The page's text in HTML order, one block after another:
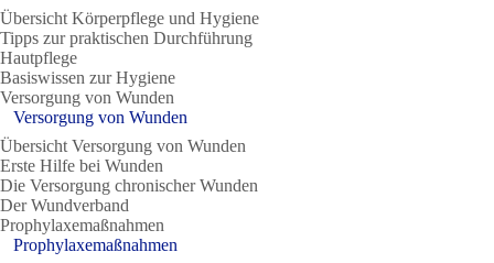
Übersicht Körperpflege und Hygiene
Tipps zur praktischen Durchführung
Hautpflege
Basiswissen zur Hygiene
Versorgung von Wunden
Versorgung von Wunden
Übersicht Versorgung von Wunden
Erste Hilfe bei Wunden
Die Versorgung chronischer Wunden
Der Wundverband
Prophylaxemaßnahmen
Prophylaxemaßnahmen